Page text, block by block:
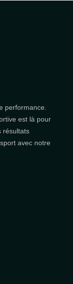
performance.
est là pour
résultats
avec notre